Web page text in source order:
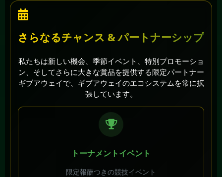
さらなるチャンス & パートナーシップ
私たちは新しい機会、季節イベント、特別プロモーショ
ン、そしてさらに大きな賞品を提供する限定パートナー
ギブアウェイで、ギブアウェイのエコシステムを常に拡
張しています。
トーナメントイベント
限定報酬つきの競技イベント